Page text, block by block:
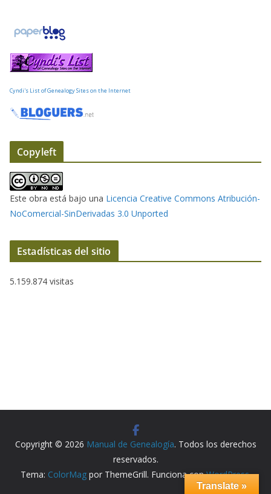
e
c
t
r
c
o
Cyndi's List of Genealogy Sites on the Internet
Copyleft
Este obra está bajo una Licencia Creative Commons Atribución-
NoComercial-SinDerivadas 3.0 Unported
Estadísticas del sitio
5.159.874 visitas
Copyright © 2026 Manual de Genealogía. Todos los derechos
reservados.
Tema: ColorMagpor ThemeGrill. Funciona conWordPress.
Translate »